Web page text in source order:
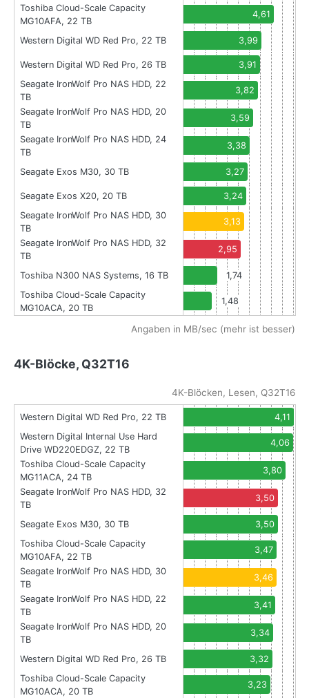
Toshiba Cloud-Scale Capacity
MG10AFA, 22 TB
4,61
Western Digital WD Red Pro, 22 TB 3,99
Western Digital WD Red Pro, 26 TB
3,91
Seagate IronWolf Pro NAS HDD, 22
TB
3,82
Seagate IronWolf Pro NAS HDD, 20
TB
3,59
Seagate IronWolf Pro NAS HDD, 24
TB
3,38
Seagate Exos M30, 30 TB 3,27
Seagate Exos X20, 20 TB
3,24
Seagate IronWolf Pro NAS HDD, 30
TB
3,13
Seagate IronWolf Pro NAS HDD, 32
TB
2,95
Toshiba N300 NAS Systems, 16 TB
1,74
Toshiba Cloud-Scale Capacity
MG10ACA, 20 TB
1,48
Angaben in MB/sec (mehr ist besser)
4K-Blöcke, Q32T16
4K-Blöcken, Lesen, Q32T16
Western Digital WD Red Pro, 22 TB
4,11
Western Digital Internal Use Hard
Drive WD220EDGZ, 22 TB
4,06
Toshiba Cloud-Scale Capacity
MG11ACA, 24 TB
3,80
Seagate IronWolf Pro NAS HDD, 32
TB
3,50
Seagate Exos M30, 30 TB
3,50
Toshiba Cloud-Scale Capacity
MG10AFA, 22 TB
3,47
Seagate IronWolf Pro NAS HDD, 30
TB
3,46
Seagate IronWolf Pro NAS HDD, 22
TB
3,41
Seagate IronWolf Pro NAS HDD, 20
TB
3,34
Western Digital WD Red Pro, 26 TB
3,32
Toshiba Cloud-Scale Capacity
MG10ACA, 20 TB
3,23